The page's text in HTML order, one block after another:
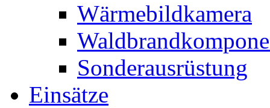
Wärmebildkamera
Sonderausrüstung
Einsätze